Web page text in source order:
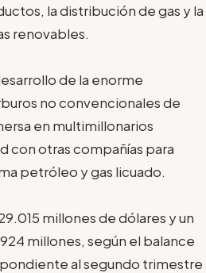
la distribución de gas y la
renovables.
de la enorme
no convencionales de
en multimillonarios
con otras compañías para
petróleo y gas licuado.
millones de dólares y un
millones, según el balance
al segundo trimestre